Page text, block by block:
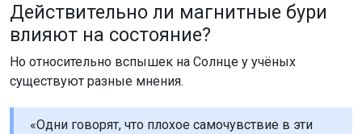
Действительно ли магнитные бури
влияют на состояние?
Но относительно вспышек на Солнце у учёных
существуют разные мнения.
«Одни говорят, что плохое самочувствие в эти